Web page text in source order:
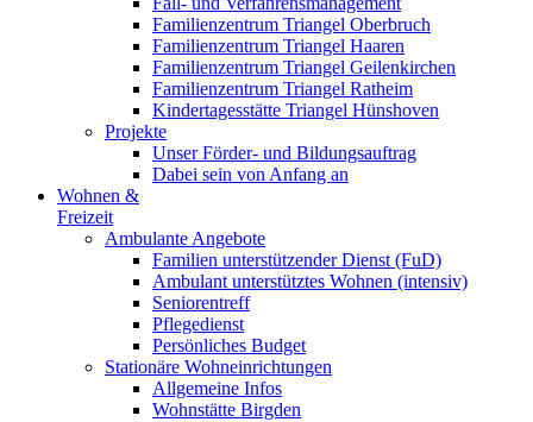
Familienzentrum Triangel Oberbruch
Familienzentrum Triangel Haaren
Familienzentrum Triangel Geilenkirchen
Familienzentrum Triangel Ratheim
Kindertagesstätte Triangel Hünshoven
Projekte
Unser Förder- und Bildungsauftrag
Dabei sein von Anfang an
Wohnen &
Freizeit
Ambulante Angebote
Familien unterstützender Dienst (FuD)
Ambulant unterstütztes Wohnen (intensiv)
Seniorentreff
Pflegedienst
Persönliches Budget
Stationäre Wohneinrichtungen
Allgemeine Infos
Wohnstätte Birgden